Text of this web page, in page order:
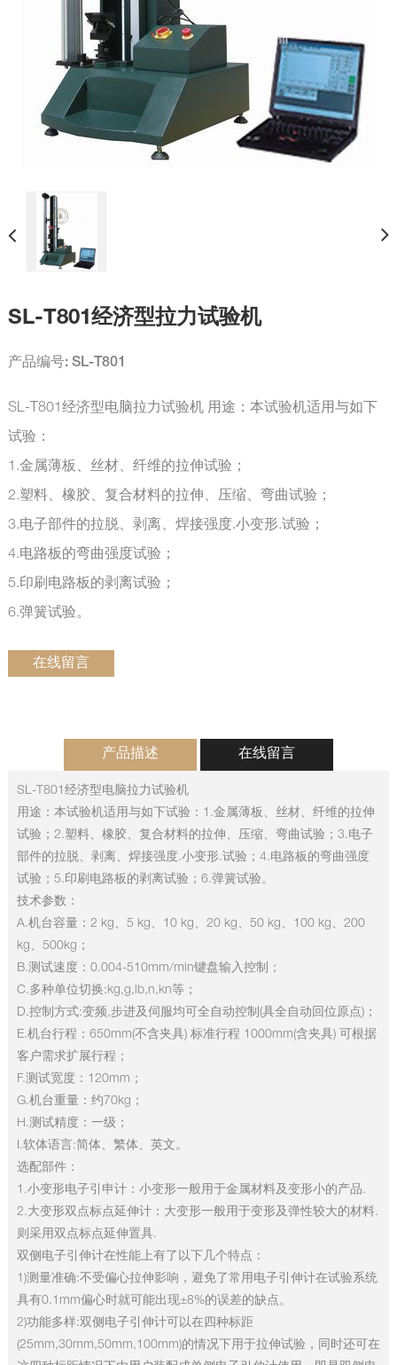
SL-T801经济型拉力试验机
产品编号: SL-T801
SL-T801经济型电脑拉力试验机 用途：本试验机适用与如下
试验：
1.金属薄板、丝材、纤维的拉伸试验；
2.塑料、橡胶、复合材料的拉伸、压缩、弯曲试验；
3.电子部件的拉脱、剥离、焊接强度.小变形.试验；
4.电路板的弯曲强度试验；
5.印刷电路板的剥离试验；
6.弹簧试验。
在线留言
产品描述 在线留言
SL-T801经济型电脑拉力试验机
用途：本试验机适用与如下试验：1.金属薄板、丝材、纤维的拉伸
试验；2.塑料、橡胶、复合材料的拉伸、压缩、弯曲试验；3.电子
部件的拉脱、剥离、焊接强度.小变形.试验；4.电路板的弯曲强度
试验；5.印刷电路板的剥离试验；6.弹簧试验。
技术参数：
A.机台容量：2 kg、5 kg、10 kg、20 kg、50 kg、100 kg、200
kg、500kg；
B.测试速度：0.004-510mm/min键盘输入控制；
C.多种单位切换:kg,g,lb,n,kn等；
D.控制方式:变频,步进及伺服均可全自动控制(具全自动回位原点)；
E.机台行程：650mm(不含夹具) 标准行程 1000mm(含夹具) 可根据
客户需求扩展行程；
F.测试宽度：120mm；
G.机台重量：约70kg；
H.测试精度：一级；
I.软体语言:简体、繁体、英文。
选配部件：
1.小变形电子引申计：小变形一般用于金属材料及变形小的产品.
2.大变形双点标点延伸计：大变形一般用于变形及弹性较大的材料.
则采用双点标点延伸置具.
双侧电子引伸计在性能上有了以下几个特点：
1)测量准确:不受偏心拉伸影响，避免了常用电子引伸计在试验系统
具有0.1mm偏心时就可能出现±8%的误差的缺点。
2)功能多样:双侧电子引伸计可以在四种标距
(25mm,30mm,50mm,100mm)的情况下用于拉伸试验，同时还可在